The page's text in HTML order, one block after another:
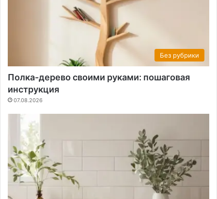
Без рубрики
Полка-дерево своими руками: пошаговая
инструкция
07.08.2026